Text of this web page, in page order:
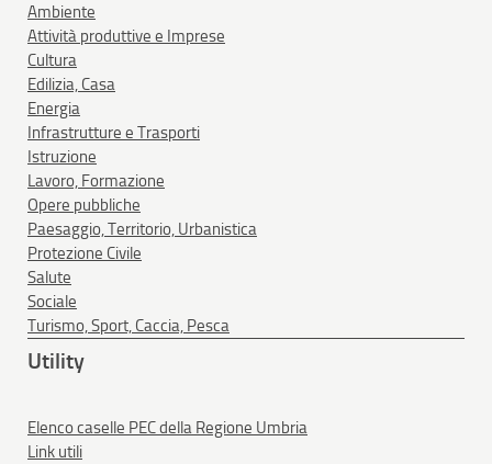
Ambiente
Attività produttive e Imprese
Cultura
Edilizia, Casa
Energia
Infrastrutture e Trasporti
Istruzione
Lavoro, Formazione
Opere pubbliche
Paesaggio, Territorio, Urbanistica
Protezione Civile
Salute
Sociale
Turismo, Sport, Caccia, Pesca
Utility
Elenco caselle PEC della Regione Umbria
Link utili